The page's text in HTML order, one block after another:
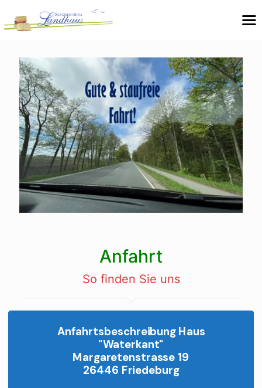
Anfahrt
So finden Sie uns
Anfahrtsbeschreibung Haus
"Waterkant"
Margaretenstrasse 19
26446 Friedeburg